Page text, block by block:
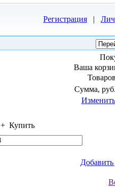
Регистрация |
Ваша
Сумма,
Изменить
+ Купить